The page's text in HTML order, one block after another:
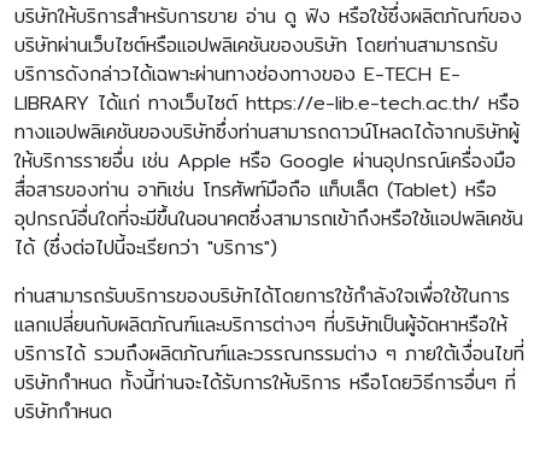
บริษัทให้บริการสำหรับการขาย อ่าน ดู ฟัง หรือใช้ซึ่งผลิตภัณฑ์ของ
บริษัทผ่านเว็บไซต์หรือแอปพลิเคชันของบริษัท โดยท่านสามารถรับ
บริการดังกล่าวได้เฉพาะผ่านทางช่องทางของ E-TECH E-
LIBRARY ได้แก่ ทางเว็บไซต์ https://e-lib.e-tech.ac.th/ หรือ
ทางแอปพลิเคชันของบริษัทซึ่งท่านสามารถดาวน์โหลดได้จากบริษัทผู้
ให้บริการรายอื่น เช่น Apple หรือ Google ผ่านอุปกรณ์เครื่องมือ
สื่อสารของท่าน อาทิเช่น โทรศัพท์มือถือ แท็บเล็ต (Tablet) หรือ
อุปกรณ์อื่นใดที่จะมีขึ้นในอนาคตซึ่งสามารถเข้าถึงหรือใช้แอปพลิเคชัน
ได้ (ซึ่งต่อไปนี้จะเรียกว่า "บริการ")
ท่านสามารถรับบริการของบริษัทได้โดยการใช้กำลังใจเพื่อใช้ในการ
แลกเปลี่ยนกับผลิตภัณฑ์และบริการต่างๆ ที่บริษัทเป็นผู้จัดหาหรือให้
บริการได้ รวมถึงผลิตภัณฑ์และวรรณกรรมต่าง ๆ ภายใต้เงื่อนไขที่
บริษัทกำหนด ทั้งนี้ท่านจะได้รับการให้บริการ หรือโดยวิธีการอื่นๆ ที่
บริษัทกำหนด